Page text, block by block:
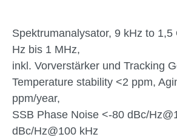
Spektrumanalysator, 9 kHz to 1,5
Hz bis 1 MHz,
inkl. Vorverstärker und Tracking
Temperature stability <2 ppm,
ppm/year,
SSB Phase Noise <-80 dBc/
dBc/Hz@100 kHz